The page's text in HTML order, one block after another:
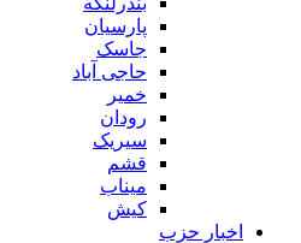
پارسیان
جاسک
حاجی آباد
خمیر
رودان
سیریک
قشم
میناب
کیش
اخبار حزب